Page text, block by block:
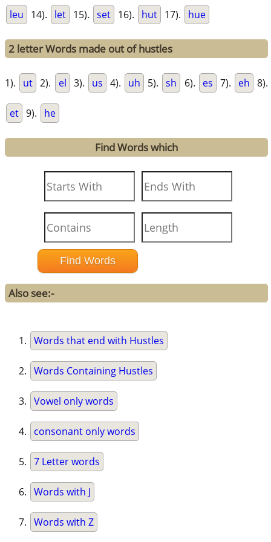
leu 14). let 15). set 16). hut 17). hue
2 letter Words made out of hustles
1). ut 2). el 3). us 4). uh 5). sh 6). es 7). eh 8).
et 9). he
Find Words which
Also see:-
Words that end with Hustles
Words Containing Hustles
Vowel only words
consonant only words
7 Letter words
Words with J
Words with Z